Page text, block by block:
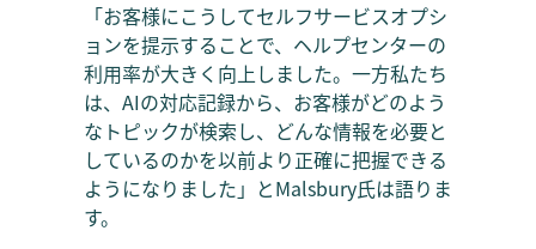
「お客様にこうしてセルフサービスオプシ
ョンを提示することで、ヘルプセンターの
利用率が大きく向上しました。一方私たち
は、AIの対応記録から、お客様がどのよう
なトピックが検索し、どんな情報を必要と
しているのかを以前より正確に把握できる
ようになりました」とMalsbury氏は語りま
す。